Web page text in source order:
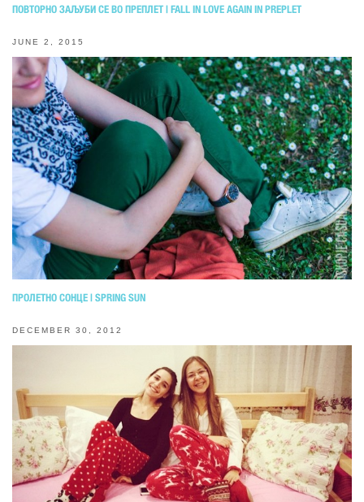
ПОВТОРНО ЗАЉУБИ СЕ ВО ПРЕПЛЕТ | FALL IN LOVЕ AGAIN IN PREPLET
JUNE 2, 2015
ПРОЛЕТНО СОНЦЕ | SPRING SUN
DECEMBER 30, 2012